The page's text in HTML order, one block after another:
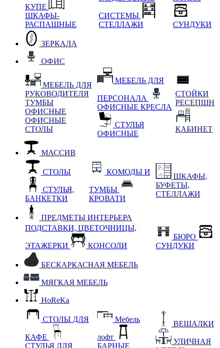
КУПЕ
ШКАФЫ-
РАСПАШНЫЕ
СИСТЕМЫ
СТЕЛЛАЖИ
СУНДУКИ
ЗЕРКАЛА
ОФИС
МЕБЕЛЬ ДЛЯ
РУКОВОДИТЕЛЯ
ТУМБЫ
ОФИСНЫЕ
ОФИСНЫЕ
СТОЛЫ
МЕБЕЛЬ ДЛЯ
ПЕРСОНАЛА
ОФИСНЫЕ КРЕСЛА
СТУЛЬЯ
ОФИСНЫЕ
СТОЙКИ
РЕСЕПШН
КАБИНЕТ
МАССИВ
СТОЛЫ
СТУЛЬЯ,
БАНКЕТКИ
КОМОДЫ И
ТУМБЫ
КРОВАТИ
ШКАФЫ,
БУФЕТЫ,
СТЕЛЛАЖИ
ПРЕДМЕТЫ ИНТЕРЬЕРА
ПОДСТАВКИ, ЦВЕТОЧНИЦЫ,
ЭТАЖЕРКИ КОНСОЛИ
БЮРО
СУНДУКИ
БЕСКАРКАСНАЯ МЕБЕЛЬ
МЯГКАЯ МЕБЕЛЬ
HoReKa
СТОЛЫ ДЛЯ
КАФЕ
СТУЛЬЯ ДЛЯ
Мебель
лофт
БАРНЫЕ
ВЕШАЛКИ
УЛИЧНАЯ